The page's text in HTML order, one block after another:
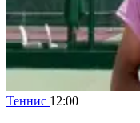
Теннис 12:00